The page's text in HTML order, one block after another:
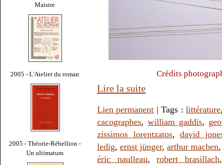
Maistre
2005 - L'Atelier du roman
2005 - Théorie-Rébellion -
Un ultimatum
Crédits
Lire la suite
Lien permanent | Tags :littérature
cacographes, william gaddis,
zissimos lorentzatos,david
ledig,ernst jünger,arthur machen
éric naulleau,robert brasillach